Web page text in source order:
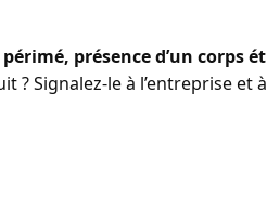
présence d’un corps
Signalez-le à l’entreprise et